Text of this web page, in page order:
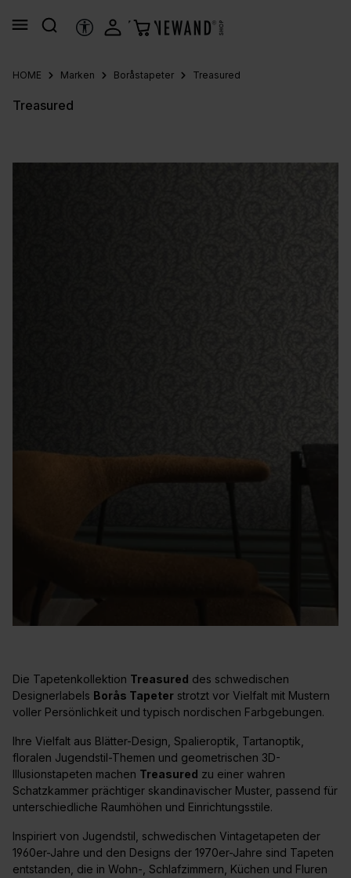
springen
HILFSTOOLS
HOME Marken Boråstapeter Treasured
Treasured
Die Tapetenkollektion Treasured des schwedischen
Designerlabels Borås Tapeter strotzt vor Vielfalt mit Mustern
voller Persönlichkeit und typisch nordischen Farbgebungen.
Ihre Vielfalt aus Blätter-Design, Spalieroptik, Tartanoptik,
floralen Jugendstil-Themen und geometrischen 3D-
Illusionstapeten machen Treasured zu einer wahren
Schatzkammer prächtiger skandinavischer Muster, passend für
unterschiedliche Raumhöhen und Einrichtungsstile.
Inspiriert von Jugendstil, schwedischen Vintagetapeten der
1960er-Jahre und den Designs der 1970er-Jahre sind Tapeten
entstanden, die in Wohn-, Schlafzimmern, Küchen und Fluren